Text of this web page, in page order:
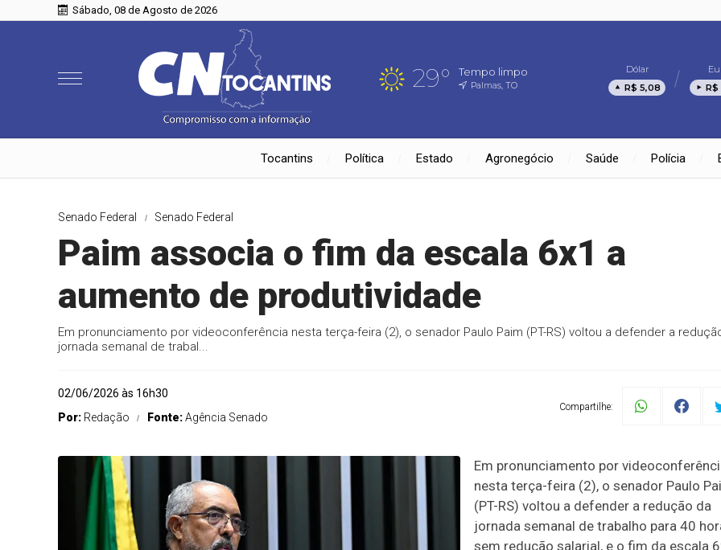
Sábado, 08 de Agosto de 2026
29° Tempo limpo
Palmas, TO
Dólar
R$ 5,08
R$
Tocantins Política Estado Agronegócio Saúde Polícia
Senado Federal Senado Federal
Paim associa o fim da escala 6x1 a
aumento de produtividade
Em pronunciamento por videoconferência nesta terça-feira (2), o senador Paulo Paim (PT-RS) voltou a defender a
jornada semanal de trabal...
02/06/2026 às 16h30
Por: Redação Fonte:Agência Senado
Compartilhe:
Em pronunciamento por
nesta terça-feira (2), o senador Paulo
(PT-RS) voltou a defender a redução da
jornada semanal de trabalho para 40
sem redução salarial, e o fim da escala